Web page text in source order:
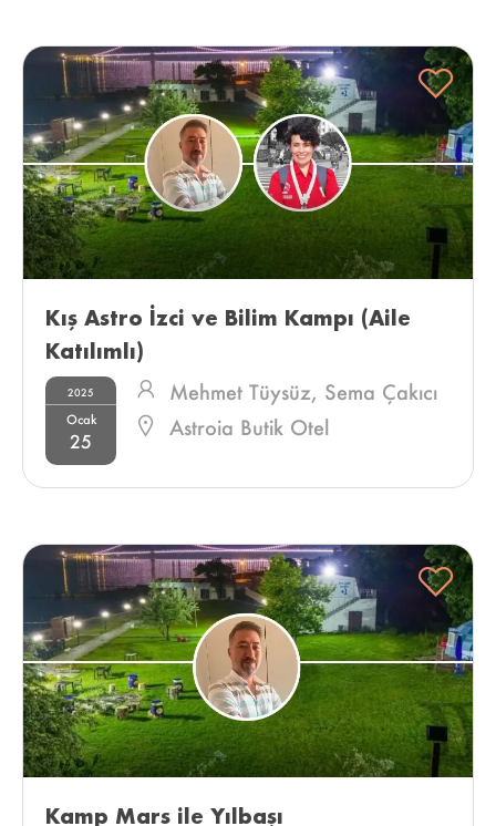
Kış Astro İzci ve Bilim Kampı (Aile
Katılımlı)
2025
Ocak
25
Mehmet Tüysüz, Sema Çakıcı
Astroia Butik Otel
Kamp Mars ile Yılbaşı